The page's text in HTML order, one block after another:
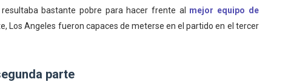
bastante pobre para hacer frente al mejor equipo de
Los Angeles fueron capaces de meterse en el partido en el tercer
parte